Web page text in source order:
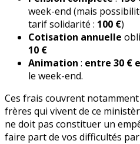
week-end (mais
tarif solidarité : 100 €)
Cotisation annuelle
10 €
Animation : entre 30 €
le week-end.
Ces frais couvrent
frères qui vivent de ce
ne doit pas constituer un
faire part de vos difficultés